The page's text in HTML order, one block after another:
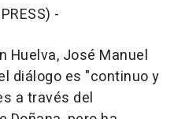
-
Huelva, José Manuel
diálogo es "continuo y
a través del